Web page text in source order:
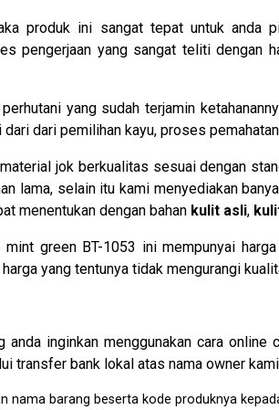
produk ini sangat tepat untuk anda
pengerjaan yang sangat teliti dengan
yang sudah terjamin
dari pemilihan kayu, proses
jok berkualitas sesuai dengan
lama, selain itu kami menyediakan
menentukan dengan bahan kulit asli,
green BT-1053 ini mempunyai
yang tentunya tidak mengurangi
inginkan menggunakan cara online
transfer bank lokal atas nama owner
nama barang beserta kode produknya